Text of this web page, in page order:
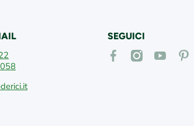
SEGUICI
facebookcom/
instagramcom/